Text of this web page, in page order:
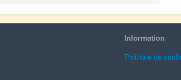
Information
Politique de